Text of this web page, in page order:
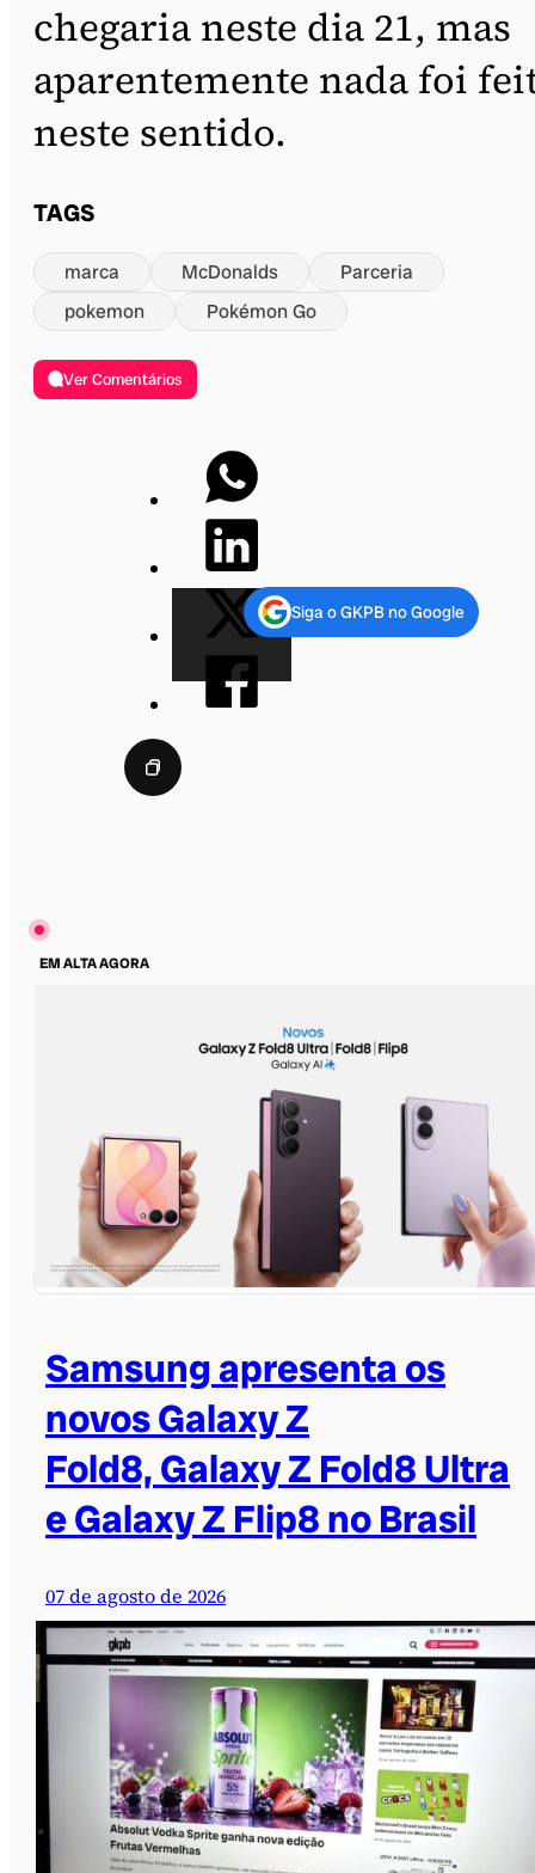
chegaria neste dia 21, mas
aparentemente nada foi
neste sentido.
TAGS
marca McDonalds
Parceria
pokemon
Pokémon Go
Ver Comentários
Siga o GKPB no Google
EM ALTA AGORA
Samsung apresenta os
novos Galaxy Z
Fold8, Galaxy Z Fold8 Ultra
e Galaxy Z Flip8 no Brasil
07 de agosto de 2026